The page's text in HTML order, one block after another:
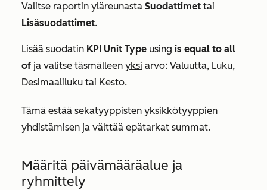
Valitse raportin yläreunasta Suodattimet tai
Lisäsuodattimet.
Lisää suodatin KPI Unit Type using is equal to all
of ja valitse täsmälleen yksi arvo: Valuutta, Luku,
Desimaaliluku tai Kesto.
Tämä estää sekatyyppisten yksikkötyyppien
yhdistämisen ja välttää epätarkat summat.
Määritä päivämääräalue ja
ryhmittely